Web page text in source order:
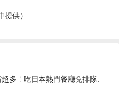
提供）
多！吃日本熱門餐廳免排隊、